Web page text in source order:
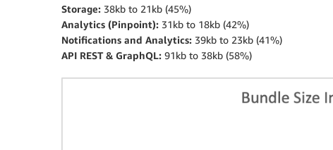
Storage: 38kb to 21kb (45%)
Analytics (Pinpoint): 31kb to 18kb (42%)
Notifications and Analytics: 39kb to 23kb (41%)
API REST & GraphQL: 91kb to 38kb (58%)